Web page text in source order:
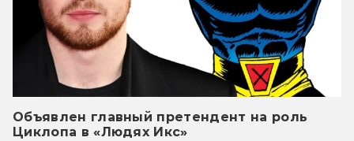
Объявлен главный претендент на роль
Циклопа в «Людях Икс»